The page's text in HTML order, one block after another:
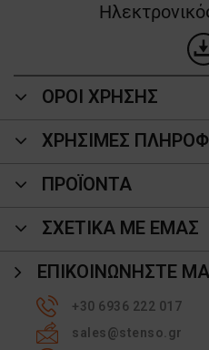
ΟΡΟΙ ΧΡΗΣΗΣ
ΧΡΗΣΙΜΕΣ
ΠΡΟΪΌΝΤΑ
ΣΧΕΤΙΚΑ ΜΕ ΕΜΑΣ
ΕΠΙΚΟΙΝΩΝΉΣΤΕ
+30 6936 222 017
sales@stenso.gr